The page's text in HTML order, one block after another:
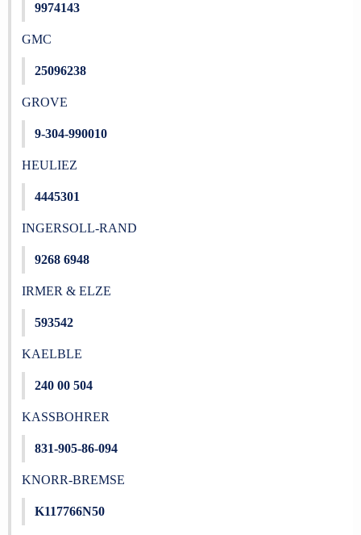
9974143
GMC
25096238
GROVE
9-304-990010
HEULIEZ
4445301
INGERSOLL-RAND
9268 6948
IRMER & ELZE
593542
KAELBLE
240 00 504
KASSBOHRER
831-905-86-094
KNORR-BREMSE
K117766N50